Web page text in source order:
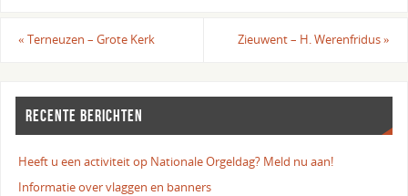
« Terneuzen – Grote Kerk Zieuwent – H. Werenfridus»
RECENTE BERICHTEN
Heeft u een activiteit op Nationale Orgeldag? Meld nu aan!
Informatie over vlaggen en banners